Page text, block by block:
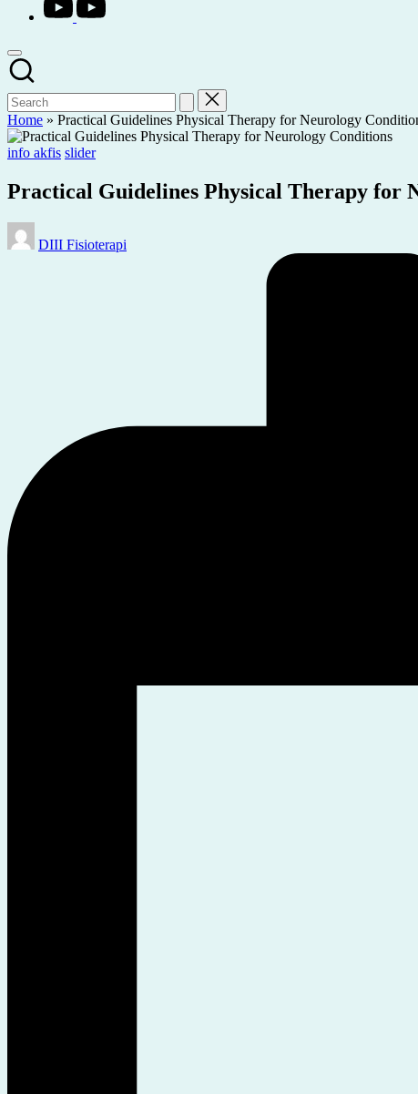
Home » Practical Guidelines Physical Therapy for Neurology
Posted
info akfis slider
Practical Guidelines Physical Therapy for
Posted
by
DIII Fisioterapi